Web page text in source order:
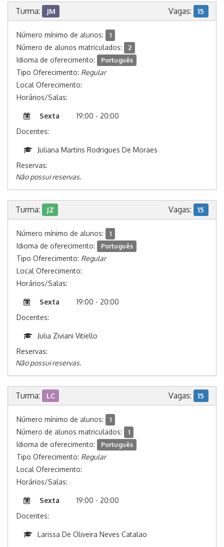
Turma: JM Vagas: 15
Número mínimo de alunos: 1
Número de alunos matriculados: 2
Idioma de oferecimento: Português
Tipo Oferecimento: Regular
Local Oferecimento:
Horários/Salas:
Sexta
19:00 - 20:00
Docentes:
Juliana Martins Rodrigues De Moraes
Reservas:
Não possui reservas.
Turma: JZ Vagas: 15
Número mínimo de alunos: 1
Idioma de oferecimento: Português
Tipo Oferecimento: Regular
Local Oferecimento:
Horários/Salas:
Sexta
19:00 - 20:00
Docentes:
Julia Ziviani Vitiello
Reservas:
Não possui reservas.
Turma: LC Vagas: 15
Número mínimo de alunos: 1
Número de alunos matriculados: 1
Idioma de oferecimento: Português
Tipo Oferecimento: Regular
Local Oferecimento:
Horários/Salas:
Sexta
19:00 - 20:00
Docentes:
Larissa De Oliveira Neves Catalao